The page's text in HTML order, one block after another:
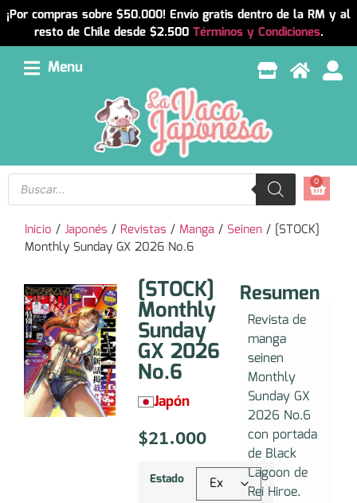
¡Por compras sobre $50.000! Envío gratis dentro de la RM y al
resto de Chile desde $2.500 Términos y Condiciones.
Menu
0
Inicio /Japonés / Revistas /Manga / Seinen / [STOCK]
Monthly Sunday GX 2026 No.6
[STOCK]
Monthly
Sunday
GX 2026
No.6
Japón
$21.000
Estado
Resumen
Revista de
manga
seinen
Monthly
Sunday GX
2026 No.6
con portada
de Black
Lagoon de
Rei Hiroe.